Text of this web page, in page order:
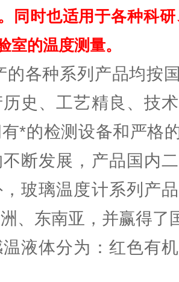
同时也适用于各种科
室的温度测量。
的各种系列产品均按
史、工艺精良、技
*的检测设备和严格
不断发展，产品国内
，玻璃温度计系列产
、东南亚，并赢得了
液体分为：红色有